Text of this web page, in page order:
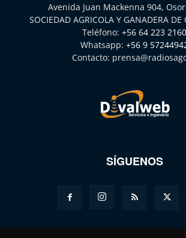
Avenida Juan Mackenna 904,
SOCIEDAD AGRICOLA Y GANADERA DE
Teléfono: +56 64 223 2160
Whatsapp: +56 9
Contacto:
SÍGUENOS